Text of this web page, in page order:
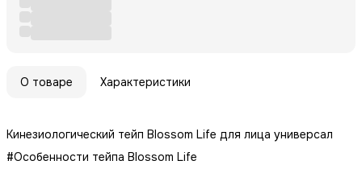
О товаре Характеристики
Кинезиологический тейп Blossom Life для лица универсал
#Особенности тейпа Blossom Life